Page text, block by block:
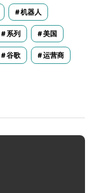
机器人
系列 美国
谷歌 运营商